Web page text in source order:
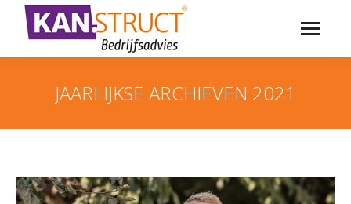
JAARLIJKSE ARCHIEVEN 2021